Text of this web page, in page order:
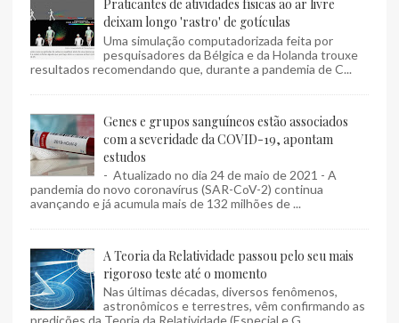
Praticantes de atividades físicas ao ar livre
deixam longo 'rastro' de gotículas
Uma simulação computadorizada feita por
pesquisadores da Bélgica e da Holanda trouxe
resultados recomendando que, durante a pandemia de C...
Genes e grupos sanguíneos estão associados
com a severidade da COVID-19, apontam
estudos
- Atualizado no dia 24 de maio de 2021 - A
pandemia do novo coronavírus (SAR-CoV-2) continua
avançando e já acumula mais de 132 milhões de ...
A Teoria da Relatividade passou pelo seu mais
rigoroso teste até o momento
Nas últimas décadas, diversos fenômenos,
astronômicos e terrestres, vêm confirmando as